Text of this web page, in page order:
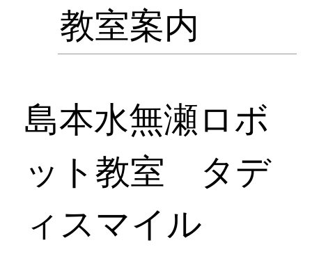
島本水無瀬ロボ
ット教室 タデ
ィスマイル
教室案内